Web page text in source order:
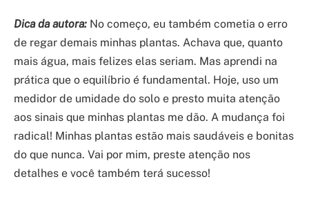
Dica da autora: No começo, eu também cometia o erro
de regar demais minhas plantas. Achava que, quanto
mais água, mais felizes elas seriam. Mas aprendi na
prática que o equilíbrio é fundamental. Hoje, uso um
medidor de umidade do solo e presto muita atenção
aos sinais que minhas plantas me dão. A mudança foi
radical! Minhas plantas estão mais saudáveis e bonitas
do que nunca. Vai por mim, preste atenção nos
detalhes e você também terá sucesso!